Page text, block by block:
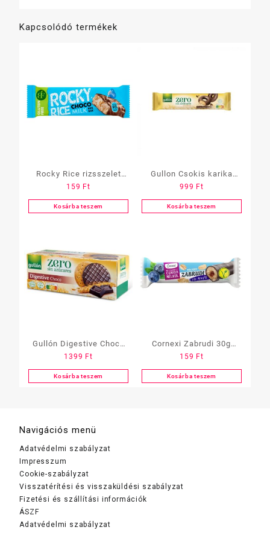
Kapcsolódó termékek
Rocky Rice rizsszelet
Tejcsokis
159 Ft
Kosárba teszem
Gullon Csokis karika
hozzáadott cukor nélkül
999 Ft
Kosárba teszem
Gullón Digestive Choco
keksz
1399 Ft
Kosárba teszem
Cornexi Zabrudi 30g
Cukormentes Áfonyás
159 Ft
Kosárba teszem
Navigációs menü
Adatvédelmi szabályzat
Impresszum
Cookie-szabályzat
Visszatérítési és visszaküldési szabályzat
Fizetési és szállítási információk
ÁSZF
Adatvédelmi szabályzat